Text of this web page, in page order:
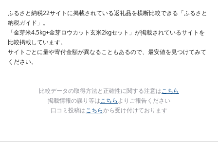
南 藤沢
ふるさと納税22サイトに掲載されている返礼品を横断比較できる「ふるさと
納税ガイド」。
「金芽米4.5kg+金芽ロウカット玄米2kgセット」が掲載されているサイトを
比較掲載しています。
サイトごとに量や寄付金額が異なることもあるので、最安値を見つけてみて
ください。
比較データの取得方法と正確性に関する注意はこちら
掲載情報の誤り等はこちらよりご報告ください
口コミ投稿はこちらから受け付けております